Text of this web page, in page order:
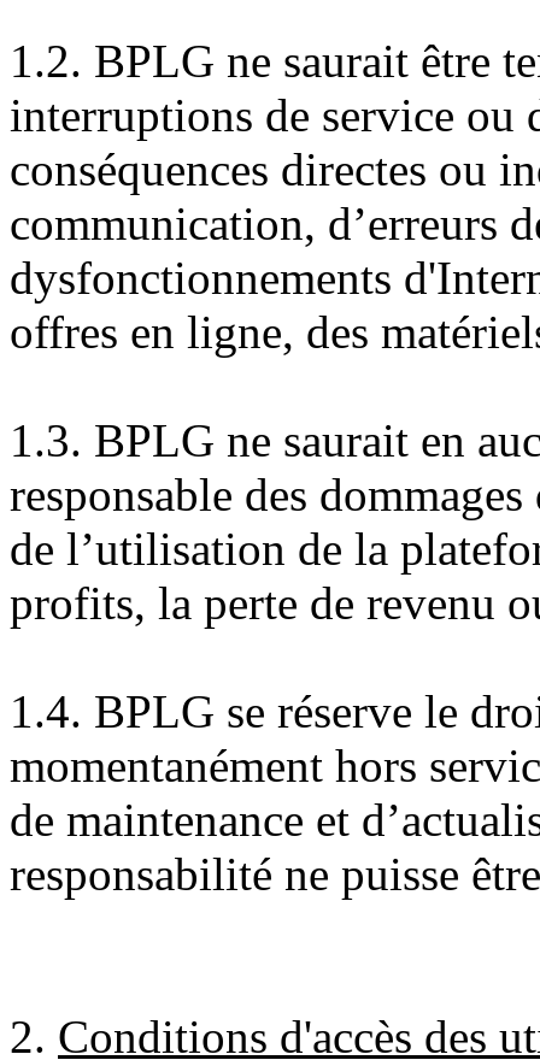
1.2. BPLG ne saurait être
interruptions de service ou
conséquences directes ou
communication, d’erreurs
dysfonctionnements
offres en ligne, des
1.3. BPLG ne saurait en
responsable des
de l’utilisation de la
profits, la perte de revenu
1.4. BPLG se réserve le
momentanément hors
de maintenance et
responsabilité ne puisse
2. Conditions d'accès des